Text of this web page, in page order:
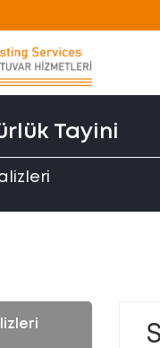
Tayini